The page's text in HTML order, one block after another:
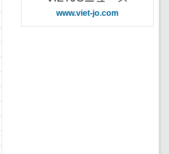
www.viet-jo.com